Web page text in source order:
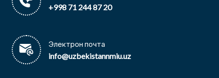
+998 71 244 87 20
Электрон почта
info@uzbekistannmiu.uz